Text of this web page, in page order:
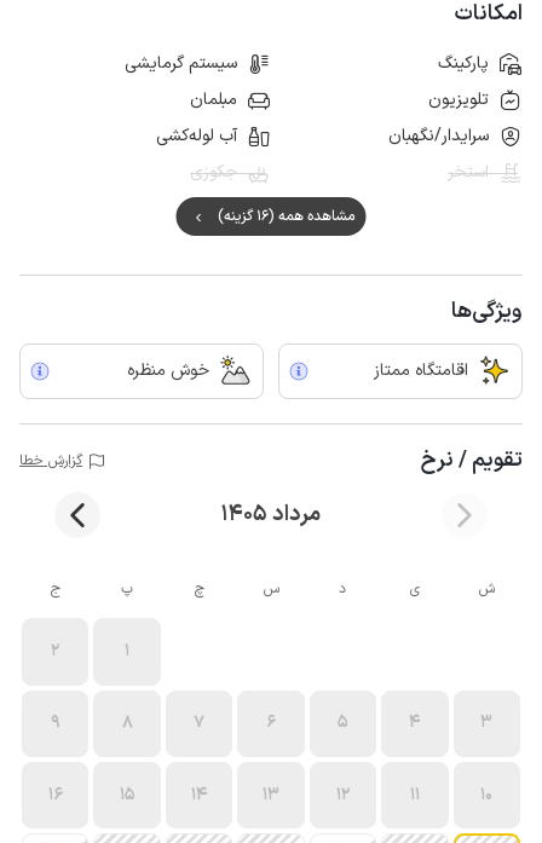
امکانات
پارکینگ
سیستم گرمایشی
تلویزیون
مبلمان
سرایدار/نگهبان
آب لوله‌کشی
استخر
جکوزی
مشاهده همه (16 گزینه)
ویژگی‌ها
اقامتگاه ممتاز خوش منظره
تقویم / نرخ گزارش خطا
مرداد 1405
ش ی د س چ پ ج
1
2
3
4
5
6
7
8
9
10
11
12
13
14
15
16